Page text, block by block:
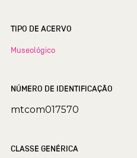
TIPO DE ACERVO
Museológico
NÚMERO DE IDENTIFICAÇÃO
mtcom017570
CLASSE GENÉRICA